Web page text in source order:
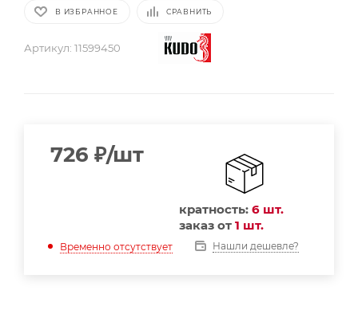
В ИЗБРАННОЕ СРАВНИТЬ
Артикул: 11599450
726 ₽/шт
кратность: 6 шт.
заказ от 1 шт.
Временно отсутствует Нашли дешевле?